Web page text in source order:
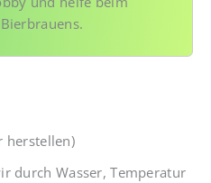
herstellen)
durch Wasser, Temperatur